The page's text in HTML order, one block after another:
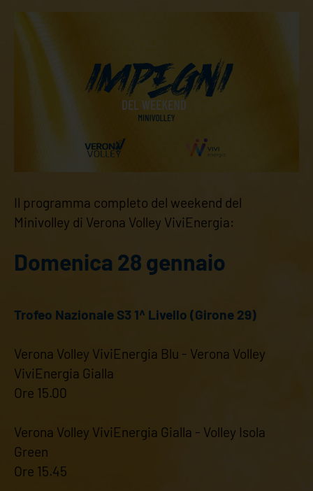
Il programma completo del weekend del
Minivolley di Verona Volley ViviEnergia:
Domenica 28 gennaio
Trofeo Nazionale S3 1^ Livello (Girone 29)
Verona Volley ViviEnergia Blu - Verona Volley
ViviEnergia Gialla
Ore 15.00
Verona Volley ViviEnergia Gialla - Volley Isola
Green
Ore 15.45